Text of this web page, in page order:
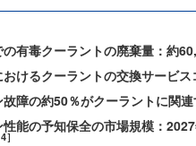
の有毒クーラントの廃棄量：約
おけるクーラントの交換サービ
障の約50％がクーラントに関
性能の予知保全の市場規模：
4］